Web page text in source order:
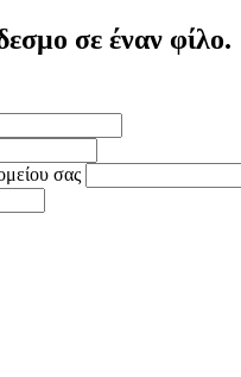
σε έναν φίλο.
σας